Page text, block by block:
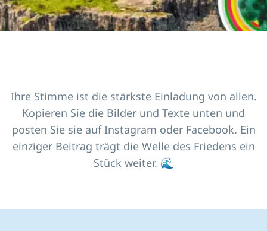
Ihre Stimme ist die stärkste Einladung von allen.
Kopieren Sie die Bilder und Texte unten und
posten Sie sie auf Instagram oder Facebook. Ein
einziger Beitrag trägt die Welle des Friedens ein
Stück weiter. 🌊